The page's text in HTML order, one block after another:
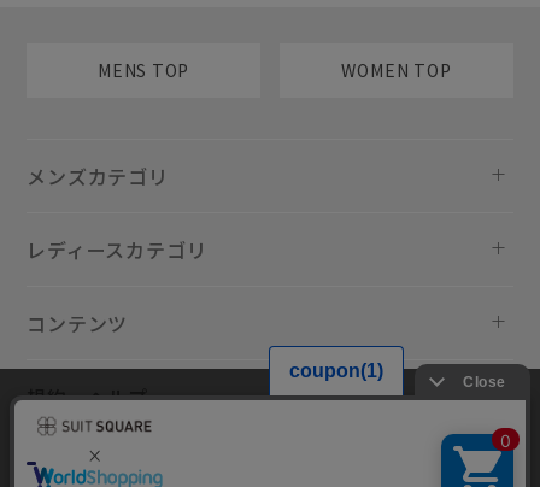
MENS TOP WOMEN TOP
メンズカテゴリ
レディースカテゴリ
コンテンツ
規約・ヘルプ
当サイトでは利用体験の向上およびコンテンツの最適な提供、トラフィ
ックの分析を目的としてCookieを使用しています。サイトの閲覧を継続